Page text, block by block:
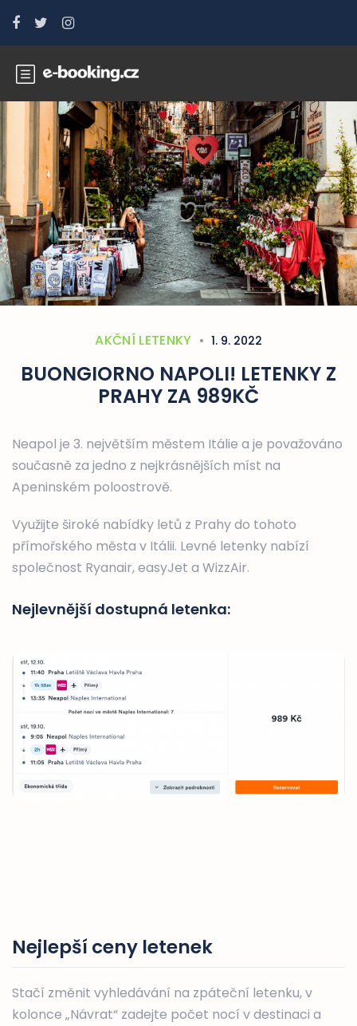
AKČNÍ LETENKY 1. 9. 2022
BUONGIORNO NAPOLI! LETENKY Z
PRAHY ZA 989KČ
Neapol je 3. největším městem Itálie a je považováno
současně za jedno z nejkrásnějších míst na
Apeninském poloostrově.
Využijte široké nabídky letů z Prahy do tohoto
přímořského města v Itálii. Levné letenky nabízí
společnost Ryanair, easyJet a WizzAir.
Nejlevnější dostupná letenka:
Nejlepší ceny letenek
Stačí změnit vyhledávání na zpáteční letenku, v
kolonce „Návrat“ zadejte počet nocí v destinaci a